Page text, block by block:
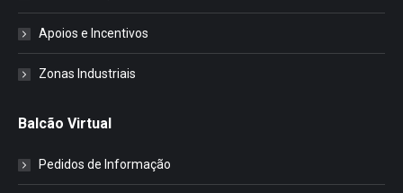
Apoios e Incentivos
Zonas Industriais
Balcão Virtual
Pedidos de Informação